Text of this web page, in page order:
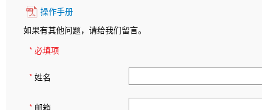
操作手册
如果有其他问题，请给我们留言。
* 必填项
* 姓名
* 邮箱